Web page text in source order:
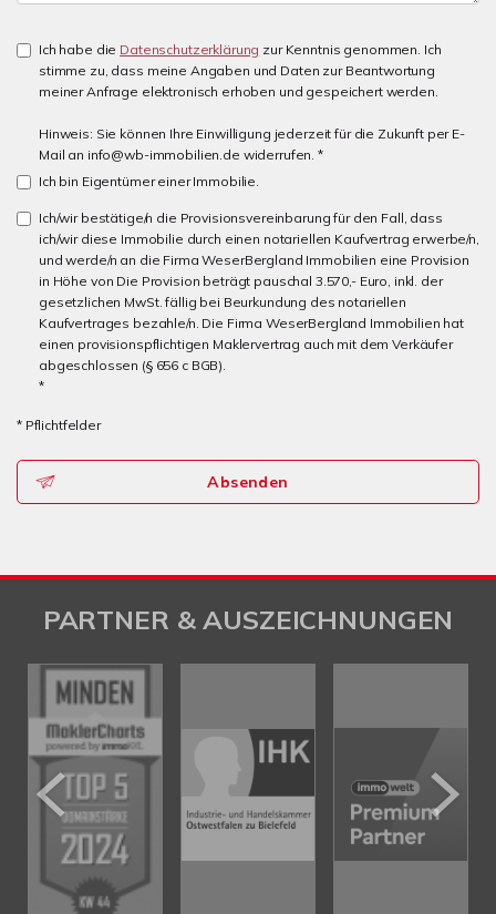
Ich habe die Datenschutzerklärung zur Kenntnis genommen. Ich
stimme zu, dass meine Angaben und Daten zur Beantwortung
meiner Anfrage elektronisch erhoben und gespeichert werden.
Hinweis: Sie können Ihre Einwilligung jederzeit für die Zukunft per E-
Mail an info@wb-immobilien.de widerrufen. *
Ich bin Eigentümer einer Immobilie.
Ich/wir bestätige/n die Provisionsvereinbarung für den Fall, dass
ich/wir diese Immobilie durch einen notariellen Kaufvertrag erwerbe/n,
und werde/n an die Firma WeserBergland Immobilien eine Provision
in Höhe von Die Provision beträgt pauschal 3.570,- Euro, inkl. der
gesetzlichen MwSt. fällig bei Beurkundung des notariellen
Kaufvertrages bezahle/n. Die Firma WeserBergland Immobilien hat
einen provisionspflichtigen Maklervertrag auch mit dem Verkäufer
abgeschlossen (§ 656 c BGB).
*
* Pflichtfelder
Absenden
PARTNER & AUSZEICHNUNGEN